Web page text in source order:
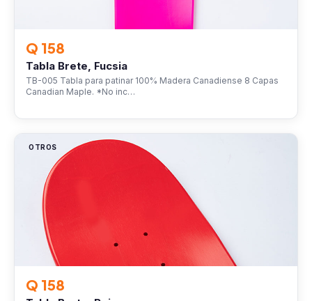
Q 158
Tabla Brete, Fucsia
TB-005 Tabla para patinar 100% Madera Canadiense 8 Capas
Canadian Maple. *No inc…
OTROS
Q 158